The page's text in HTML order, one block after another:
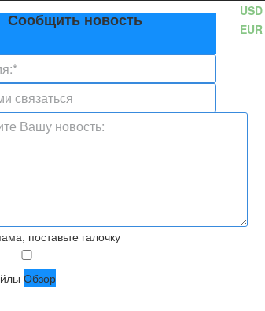
Сообщить новость
поставьте галочку
Обзор
USD
EUR